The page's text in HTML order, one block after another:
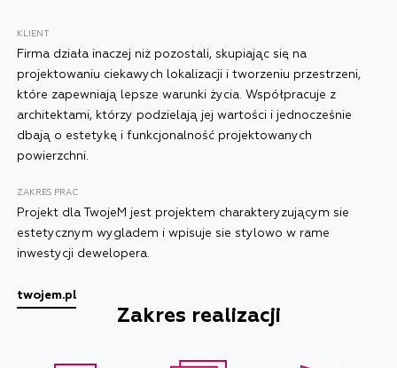
KLIENT
Firma działa inaczej niż pozostali, skupiając się na
projektowaniu ciekawych lokalizacji i tworzeniu przestrzeni,
które zapewniają lepsze warunki życia. Współpracuje z
architektami, którzy podzielają jej wartości i jednocześnie
dbają o estetykę i funkcjonalność projektowanych
powierzchni.
ZAKRES PRAC
Projekt dla TwojeM jest projektem charakteryzującym sie
estetycznym wygladem i wpisuje sie stylowo w rame
inwestycji dewelopera.
twojem.pl
Zakres realizacji